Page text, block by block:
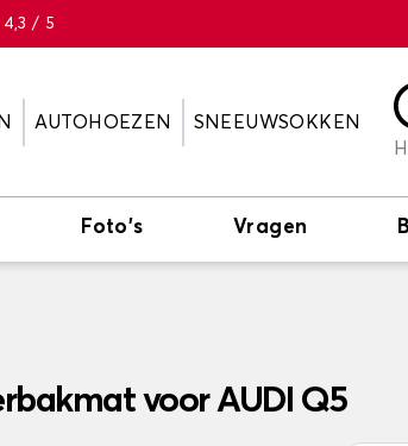
4,3 / 5
AUTOHOEZEN
SNEEUWSOKKEN
Foto's Vragen
voor AUDI Q5